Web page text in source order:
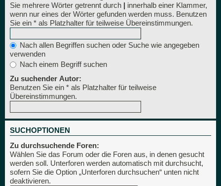
Sie mehrere Wörter getrennt durch | innerhalb einer Klammer,
wenn nur eines der Wörter gefunden werden muss. Benutzen
Sie ein * als Platzhalter für teilweise Übereinstimmungen.
Nach allen Begriffen suchen oder Suche wie angegeben
verwenden
Nach einem Begriff suchen
Zu suchender Autor:
Benutzen Sie ein * als Platzhalter für teilweise
Übereinstimmungen.
SUCHOPTIONEN
Zu durchsuchende Foren:
Wählen Sie das Forum oder die Foren aus, in denen gesucht
werden soll. Unterforen werden automatisch mit durchsucht,
sofern Sie die Option „Unterforen durchsuchen“ unten nicht
deaktivieren.